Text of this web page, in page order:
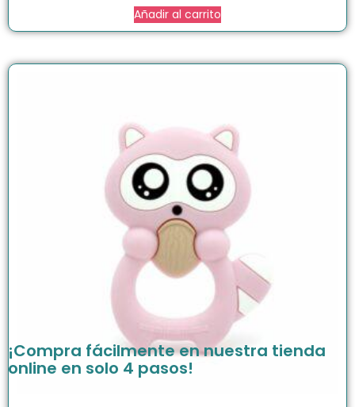
Añadir al carrito
¡Compra fácilmente en nuestra tienda
online en solo 4 pasos!